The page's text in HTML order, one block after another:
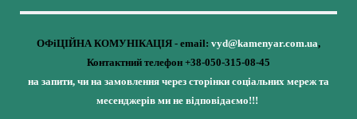
ОФіЦІЙНА КОМУНІКАЦІЯ - email: vyd@kamenyar.com.ua,
Контактний телефон +38-050-315-08-45
на запити, чи на замовлення через сторінки соціальних мереж та
месенджерів ми не відповідаємо!!!